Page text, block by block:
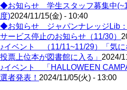
◆お知らせ 学生スタッフ募集中
度)2024/11/15(金) - 10:40
◆お知らせ ジャパンナレッジLib：
サービス停止のお知らせ（11/30）
♪イベント （11/11~11/29）「気に
投票上位本が図書館に入る」 2024/
♪イベント 「HALLOWEEN
選者発表！ 2024/11/05(火) - 13:00